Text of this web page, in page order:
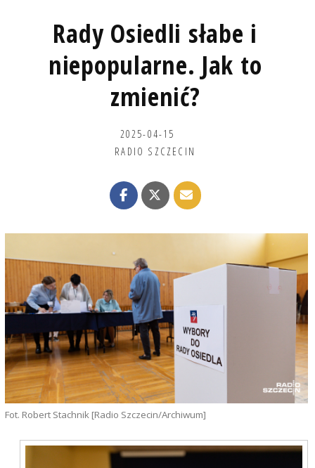
Rady Osiedli słabe i
niepopularne. Jak to
zmienić?
2025-04-15
RADIO SZCZECIN
Fot. Robert Stachnik [Radio Szczecin/Archiwum]